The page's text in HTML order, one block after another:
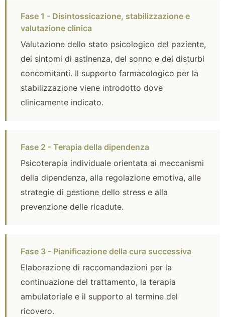
Fase 1 - Disintossicazione, stabilizzazione e
valutazione clinica
Valutazione dello stato psicologico del paziente,
dei sintomi di astinenza, del sonno e dei disturbi
concomitanti. Il supporto farmacologico per la
stabilizzazione viene introdotto dove
clinicamente indicato.
Fase 2 - Terapia della dipendenza
Psicoterapia individuale orientata ai meccanismi
della dipendenza, alla regolazione emotiva, alle
strategie di gestione dello stress e alla
prevenzione delle ricadute.
Fase 3 - Pianificazione della cura successiva
Elaborazione di raccomandazioni per la
continuazione del trattamento, la terapia
ambulatoriale e il supporto al termine del
ricovero.